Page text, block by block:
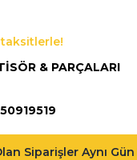
& PARÇALARI
Siparişler Aynı